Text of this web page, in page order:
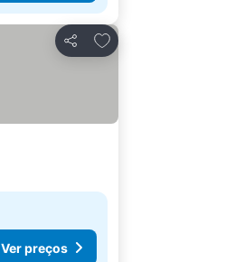
Partilhar
Adicionar aos
Ver preços